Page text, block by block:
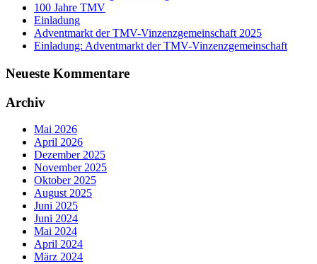
100 Jahre TMV
Einladung
Adventmarkt der TMV-Vinzenzgemeinschaft 2025
Einladung: Adventmarkt der TMV-Vinzenzgemeinschaft
Neueste Kommentare
Archiv
Mai 2026
April 2026
Dezember 2025
November 2025
Oktober 2025
August 2025
Juni 2025
Juni 2024
Mai 2024
April 2024
März 2024